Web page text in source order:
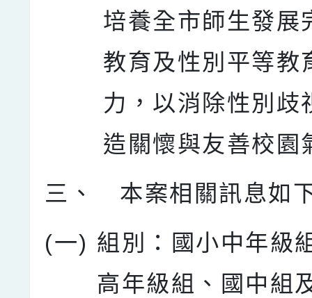
培養全市師生發展
教育及性別平等教
力，以消除性別歧
造關懷與友善校園
三、
本案相關訊息如
(一) 組別：國小中年級
高年級組、國中組